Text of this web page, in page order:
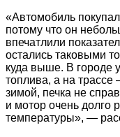
«Автомобиль
потому что он
впечатлили
остались таковыми
куда выше. В городе
топлива, а на
зимой, печка не
и мотор очень долго
температуры», —